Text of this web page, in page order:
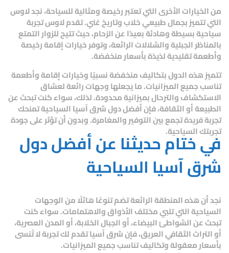
من الخيارات الأخرى التي تعتبر رخيصة ومثالية للسياحة، نجدلاوس
التي تتميز بجمال طبيعي خلاب وتاريخ غني. تقدملاوستجربة
سياحية بسيطة وهادئة بعيدًا عن الزحام، حيث تتيح للزوار التمتع
بالمناظر الجبلية والشلالات الرائعة، وتوفر خيارات إقامة رخيصة
وأطعمة تقليدية لذيذة بأسعار منخفضة.
تتميز هذه الدول بتكاليف منخفضة نسبيًا وخيارات إقامة وأطعمة
تناسب جميع الميزانيات. ما يجعلها وجهات رائعة لعشاق
الاستكشاف والترحال بميزانية محدودة. لذلك، سواء كنت تبحث عن
الطبيعة أو الثقافة، فإنأفضل دول شرق آسيا السياحيةتمنحك
تجربة فريدة تجمع بين التوفير والمغامرة. وبدون أن تؤثر على جودة
تجربتك السياحية.
في ختام حديثنا عنأفضل دول
شرق آسيا السياحية
نجد أن هذه المنطقة الرائعة تضم تنوعًا هائلًا من الوجهات
السياحية التي تلبي مختلف الأذواق والاهتمامات. سواء كنت
تبحث عن الشواطئ البيضاء، أو الجبال الخلابة، أو المدن العصرية،
أو التراث الثقافي العريق، فإن شرق آسيا تقدم لك تجربة لا تُنسى
بأسعار معقولة وتكاليف تناسب جميع الميزانيات.